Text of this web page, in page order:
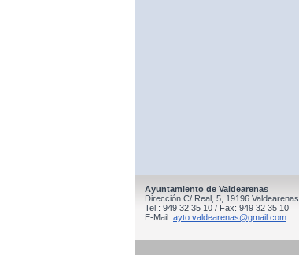
Ayuntamiento de Valdearenas
Dirección C/ Real, 5, 19196 Valdearenas
Tel.: 949 32 35 10 / Fax: 949 32 35 10
E-Mail: ayto.valdearenas@gmail.com